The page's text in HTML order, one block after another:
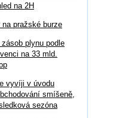
na 2H
na pražské burze
plynu podle
na 33 mld.
vyvíji v úvodu
smíšeně,
sezóna